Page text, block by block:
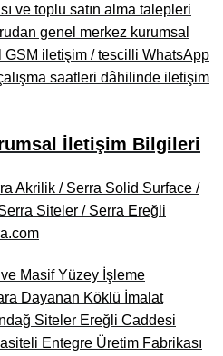
ve toplu satın alma talepleri
genel merkez kurumsal
GSM iletişim / tescilli WhatsApp
saatleri dâhilinde iletişim
İletişim Bilgileri
Akrilik / Serra Solid Surface /
Siteler / Serra Ereğli
Masif Yüzey İşleme
Dayanan Köklü İmalat
Siteler Ereğli Caddesi
Entegre Üretim Fabrikası